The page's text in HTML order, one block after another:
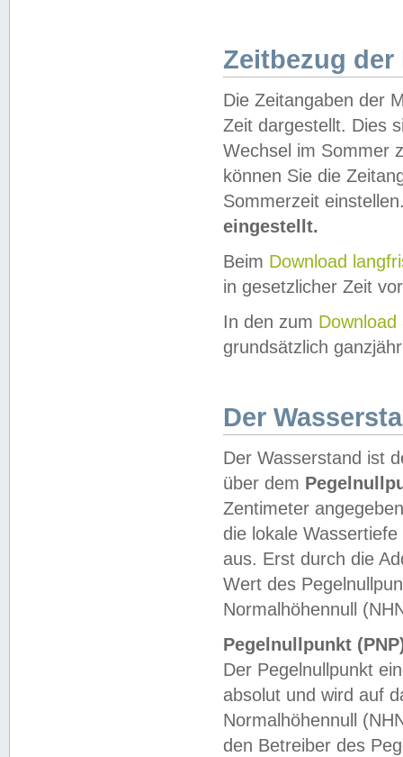
Zeitbezug der
Die Zeitangaben der
Zeit dargestellt. Dies
Wechsel im Sommer
können Sie die
Sommerzeit
eingestellt.
Beim Download
in gesetzlicher Zeit
In den zum Download
grundsätzlich
Der
Der Wasserstand ist
über dem
Zentimeter
die lokale
aus. Erst durch die
Wert des
Normalhöhennull
Pegelnullpunkt
Der Pegelnullpunkt
absolut und wird auf
Normalhöhennull
den Betreiber des